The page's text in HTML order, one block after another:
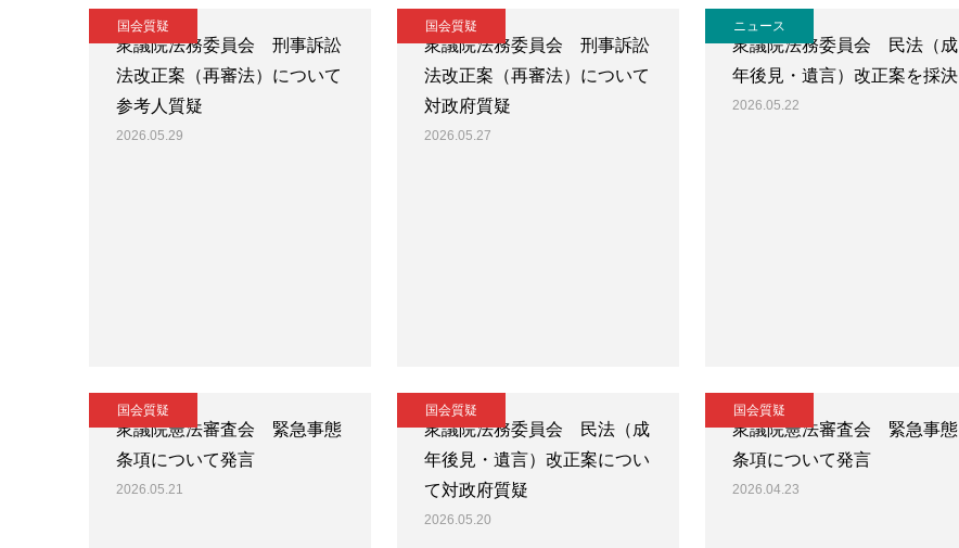
国会質疑
衆議院法務委員会 刑事訴訟
法改正案（再審法）について
参考人質疑
2026.05.29
国会質疑
衆議院法務委員会 刑事訴訟
法改正案（再審法）について
対政府質疑
2026.05.27
ニュース
衆議院法務委員会 民法（成
年後見・遺言）改正案を採決
2026.05.22
国会質疑
衆議院憲法審査会 緊急事態
条項について発言
2026.05.21
国会質疑
衆議院法務委員会 民法（成
年後見・遺言）改正案につい
て対政府質疑
2026.05.20
国会質疑
衆議院憲法審査会 緊急事態
条項について発言
2026.04.23